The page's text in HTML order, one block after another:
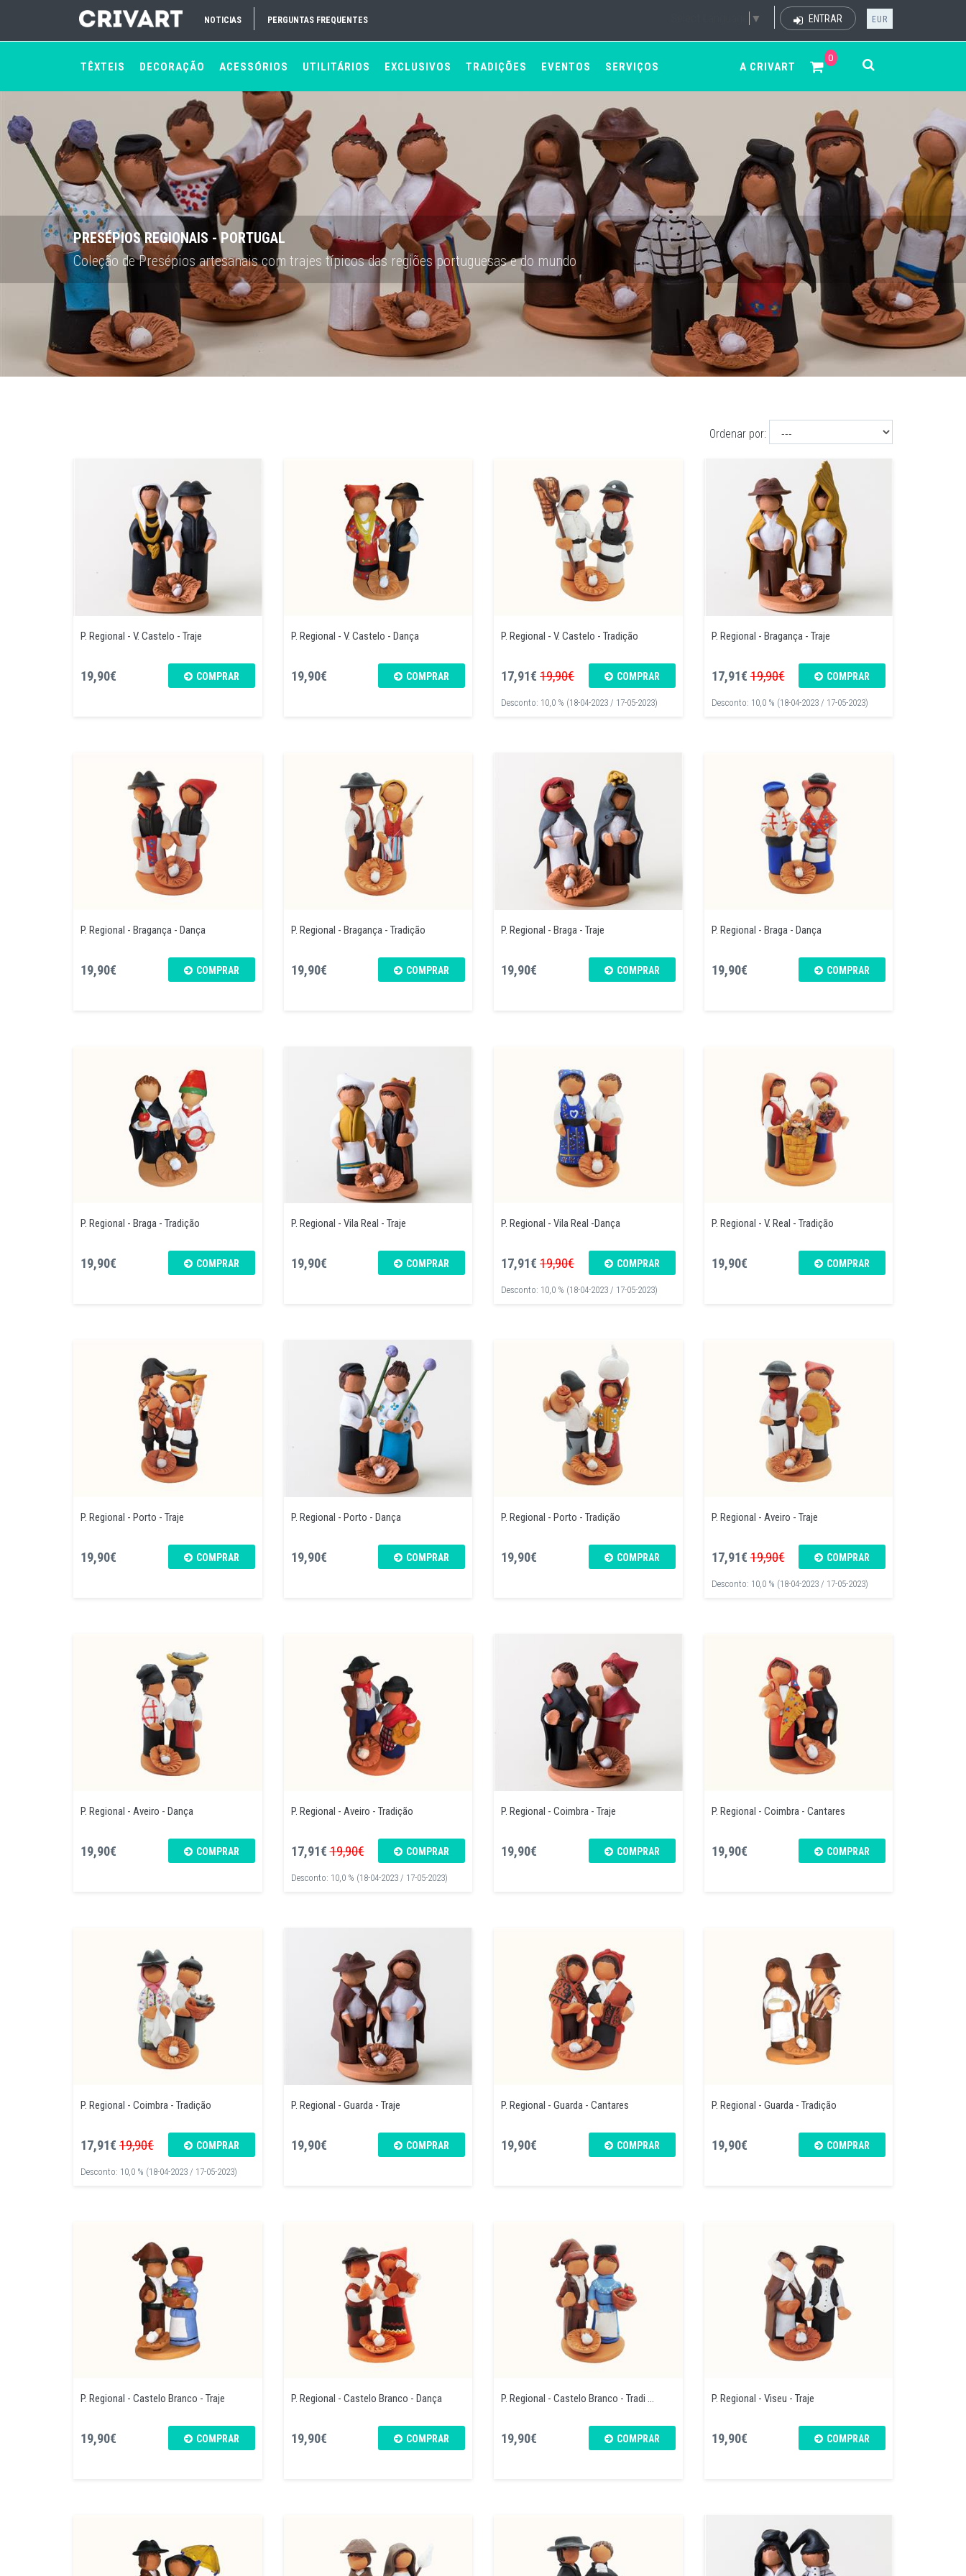
NOTICIAS PERGUNTAS FREQUENTES ▼ ENTRAR EUR
TÊXTEIS DECORAÇÃO ACESSÓRIOS UTILITÁRIOS EXCLUSIVOS TRADIÇÕES EVENTOS SERVIÇOS
0
A CRIVART
PRESÉPIOS REGIONAIS - PORTUGAL
Coleção de Presépios artesanais com trajes típicos das regiões portuguesas e do mundo
Ordenar por:
P. Regional - V. Castelo - Traje
19,90€ COMPRAR
P. Regional - V. Castelo - Dança
19,90€ COMPRAR
P. Regional - V. Castelo - Tradição
17,91€ 19,90€ COMPRAR
Desconto: 10,0 % (18-04-2023 / 17-05-2023)
P. Regional - Bragança - Traje
17,91€ 19,90€ COMPRAR
Desconto: 10,0 % (18-04-2023 / 17-05-2023)
P. Regional - Bragança - Dança
19,90€ COMPRAR
P. Regional - Bragança - Tradição
19,90€ COMPRAR
P. Regional - Braga - Traje
19,90€ COMPRAR
P. Regional - Braga - Dança
19,90€ COMPRAR
P. Regional - Braga - Tradição
19,90€ COMPRAR
P. Regional - Vila Real - Traje
19,90€ COMPRAR
P. Regional - Vila Real -Dança
17,91€ 19,90€ COMPRAR
Desconto: 10,0 % (18-04-2023 / 17-05-2023)
P. Regional - V. Real - Tradição
19,90€ COMPRAR
P. Regional - Porto - Traje
19,90€ COMPRAR
P. Regional - Porto - Dança
19,90€ COMPRAR
P. Regional - Porto - Tradição
19,90€ COMPRAR
P. Regional - Aveiro - Traje
17,91€ 19,90€ COMPRAR
Desconto: 10,0 % (18-04-2023 / 17-05-2023)
P. Regional - Aveiro - Dança
19,90€ COMPRAR
P. Regional - Aveiro - Tradição
17,91€ 19,90€ COMPRAR
Desconto: 10,0 % (18-04-2023 / 17-05-2023)
P. Regional - Coimbra - Traje
19,90€ COMPRAR
P. Regional - Coimbra - Cantares
19,90€ COMPRAR
P. Regional - Coimbra - Tradição
17,91€ 19,90€ COMPRAR
Desconto: 10,0 % (18-04-2023 / 17-05-2023)
P. Regional - Guarda - Traje
19,90€ COMPRAR
P. Regional - Guarda - Cantares
19,90€ COMPRAR
P. Regional - Guarda - Tradição
19,90€ COMPRAR
P. Regional - Castelo Branco - Traje
19,90€ COMPRAR
P. Regional - Castelo Branco - Dança
19,90€ COMPRAR
P. Regional - Castelo Branco - Tradi ...
19,90€ COMPRAR
P. Regional - Viseu - Traje
19,90€ COMPRAR